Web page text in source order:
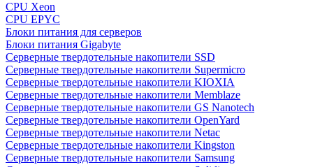
CPU Xeon
CPU EPYC
Блоки питания для серверов
Блоки питания Gigabyte
Серверные твердотельные накопители SSD
Cерверные твердотельные накопители Supermicro
Cерверные твердотельные накопители KIOXIA
Cерверные твердотельные накопители Memblaze
Cерверные твердотельные накопители GS Nanotech
Серверные твердотельные накопители OpenYard
Серверные твердотельные накопители Netac
Cерверные твердотельные накопители Kingston
Cерверные твердотельные накопители Samsung